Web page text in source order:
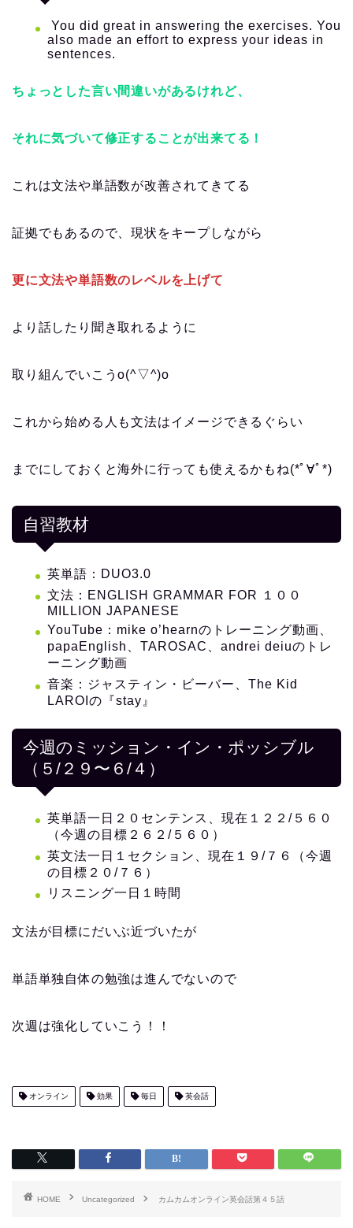
You did great in answering the exercises. You
also made an effort to express your ideas in
sentences.
ちょっとした言い間違いがあるけれど、
それに気づいて修正することが出来てる！
これは文法や単語数が改善されてきてる
証拠でもあるので、現状をキープしながら
更に文法や単語数のレベルを上げて
より話したり聞き取れるように
取り組んでいこうo(^▽^)o
これから始める人も文法はイメージできるぐらい
までにしておくと海外に行っても使えるかもね(*ﾟ∀ﾟ*)
自習教材
英単語：DUO3.0
文法：ENGLISH GRAMMAR FOR １００
MILLION JAPANESE
YouTube：mike o’hearnのトレーニング動画、
papaEnglish、TAROSAC、andrei deiuのトレ
ーニング動画
音楽：ジャスティン・ビーバー、The Kid
LAROIの『stay』
今週のミッション・イン・ポッシブル
（５/２９〜６/４）
英単語一日２０センテンス、現在１２２/５６０
（今週の目標２６２/５６０）
英文法一日１セクション、現在１９/７６（今週
の目標２０/７６）
リスニング一日１時間
文法が目標にだいぶ近づいたが
単語単独自体の勉強は進んでないので
次週は強化していこう！！
オンライン 効果 毎日 英会話
HOME Uncategorized カムカムオンライン英会話第４５話